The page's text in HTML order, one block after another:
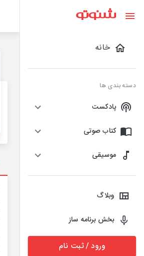
خانه
دسته بندی ها
پادکست
کتاب صوتی
موسیقی
وبلاگ
بخش برنامه ساز
ورود / ثبت نام